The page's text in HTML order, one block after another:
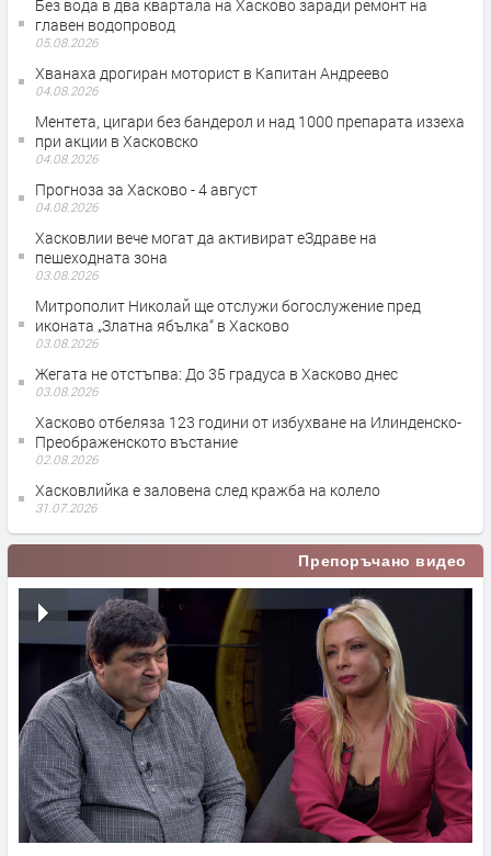
Без вода в два квартала на Хасково заради ремонт на
главен водопровод
05.08.2026
Хванаха дрогиран моторист в Капитан Андреево
04.08.2026
Ментета, цигари без бандерол и над 1000 препарата иззеха
при акции в Хасковско
04.08.2026
Прогноза за Хасково - 4 август
04.08.2026
Хасковлии вече могат да активират еЗдраве на
пешеходната зона
03.08.2026
Митрополит Николай ще отслужи богослужение пред
иконата „Златна ябълка“ в Хасково
03.08.2026
Жегата не отстъпва: До 35 градуса в Хасково днес
03.08.2026
Хасково отбеляза 123 години от избухване на Илинденско-
Преображенското въстание
02.08.2026
Хасковлийка е заловена след кражба на колело
31.07.2026
Препоръчано видео